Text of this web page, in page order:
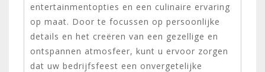
entertainmentopties en een culinaire ervaring
op maat. Door te focussen op persoonlijke
details en het creëren van een gezellige en
ontspannen atmosfeer, kunt u ervoor zorgen
dat uw bedrijfsfeest een onvergetelijke